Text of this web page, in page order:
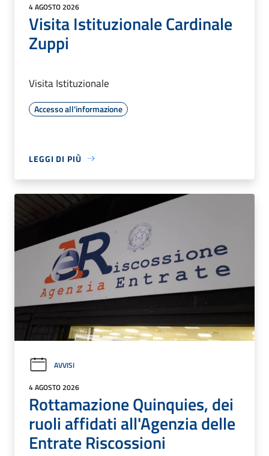
4 AGOSTO 2026
Visita Istituzionale Cardinale
Zuppi
Visita Istituzionale
Accesso all'informazione
LEGGI DI PIÙ
AVVISI
4 AGOSTO 2026
Rottamazione Quinquies, dei
ruoli affidati all'Agenzia delle
Entrate Riscossioni